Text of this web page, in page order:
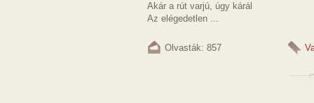
Akár a rút varjú, úgy kárál
Az elégedetlen ...
Olvasták: 857